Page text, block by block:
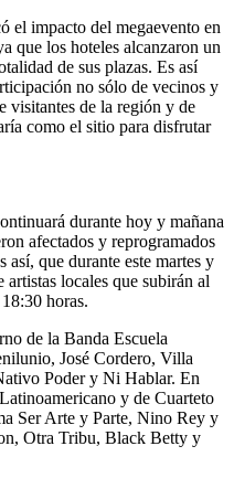
el impacto del megaevento en
que los hoteles alcanzaron un
de sus plazas. Es así
no sólo de vecinos y
visitantes de la región y de
como el sitio para disfrutar
durante hoy y mañana
afectados y reprogramados
así, que durante este martes y
locales que subirán al
horas.
de la Banda Escuela
José Cordero, Villa
Poder y Ni Hablar. En
y de Cuarteto
Ser Arte y Parte, Nino Rey y
Otra Tribu, Black Betty y